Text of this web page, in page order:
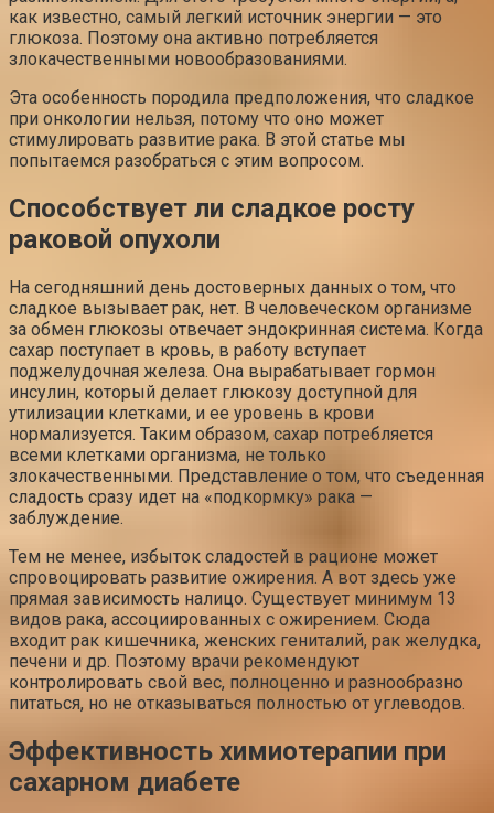
как известно, самый легкий источник энергии — это
глюкоза. Поэтому она активно потребляется
злокачественными новообразованиями.
Эта особенность породила предположения, что сладкое
при онкологии нельзя, потому что оно может
стимулировать развитие рака. В этой статье мы
попытаемся разобраться с этим вопросом.
Способствует ли сладкое росту
раковой опухоли
На сегодняшний день достоверных данных о том, что
сладкое вызывает рак, нет. В человеческом организме
за обмен глюкозы отвечает эндокринная система. Когда
сахар поступает в кровь, в работу вступает
поджелудочная железа. Она вырабатывает гормон
инсулин, который делает глюкозу доступной для
утилизации клетками, и ее уровень в крови
нормализуется. Таким образом, сахар потребляется
всеми клетками организма, не только
злокачественными. Представление о том, что съеденная
сладость сразу идет на «подкормку» рака —
заблуждение.
Тем не менее, избыток сладостей в рационе может
спровоцировать развитие ожирения. А вот здесь уже
прямая зависимость налицо. Существует минимум 13
видов рака, ассоциированных с ожирением. Сюда
входит рак кишечника, женских гениталий, рак желудка,
печени и др. Поэтому врачи рекомендуют
контролировать свой вес, полноценно и разнообразно
питаться, но не отказываться полностью от углеводов.
Эффективность химиотерапии при
сахарном диабете